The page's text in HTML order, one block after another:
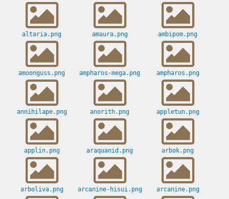
altaria.png amaura.png ambipom.png
amoonguss.png ampharos-mega.png ampharos.png
annihilape.png anorith.png appletun.png
applin.png araquanid.png arbok.png
arboliva.png arcanine-hisui.png arcanine.png